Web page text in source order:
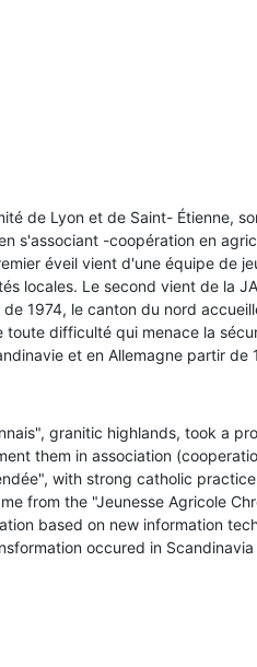
de Lyon et de Saint- Étienne,
s'associant -coopération en
éveil vient d'une équipe de
locales. Le second vient de la
1974, le canton du nord
difficulté qui menace la
et en Allemagne partir
granitic highlands, took a
them in association
with strong catholic
from the "Jeunesse Agricole
based on new information
occured in